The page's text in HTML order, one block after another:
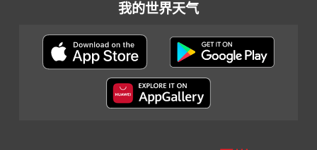
我的世界天气